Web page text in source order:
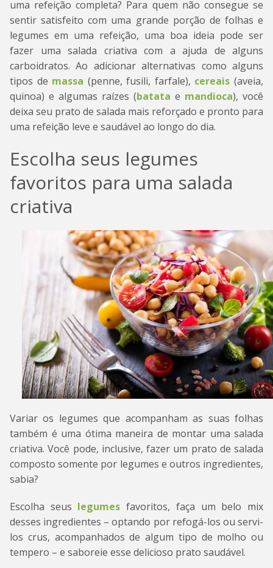
uma refeição completa? Para quem não consegue se
sentir satisfeito com uma grande porção de folhas e
legumes em uma refeição, uma boa ideia pode ser
fazer uma salada criativa com a ajuda de alguns
carboidratos. Ao adicionar alternativas como alguns
tipos de massa (penne, fusili, farfale), cereais (aveia,
quinoa) e algumas raízes (batata e mandioca), você
deixa seu prato de salada mais reforçado e pronto para
uma refeição leve e saudável ao longo do dia.
Escolha seus legumes
favoritos para uma salada
criativa
Variar os legumes que acompanham as suas folhas
também é uma ótima maneira de montar uma salada
criativa. Você pode, inclusive, fazer um prato de salada
composto somente por legumes e outros ingredientes,
sabia?
Escolha seus legumesfavoritos, faça um belo mix
desses ingredientes – optando por refogá-los ou servi-
los crus, acompanhados de algum tipo de molho ou
tempero – e saboreie esse delicioso prato saudável.